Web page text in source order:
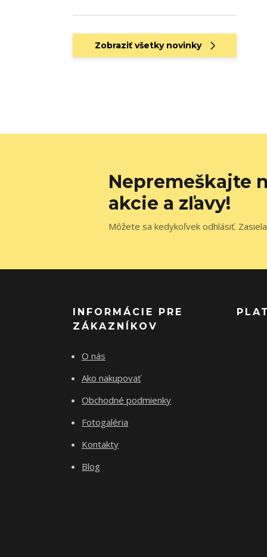
Zobraziť všetky novinky
Nepremeškajte
akcie a zľavy!
Môžete sa kedykoľvek odhlásiť.
INFORMÁCIE PRE
ZÁKAZNÍKOV
O nás
Ako nakupovať
Obchodné podmienky
Fotogaléria
Kontakty
Blog